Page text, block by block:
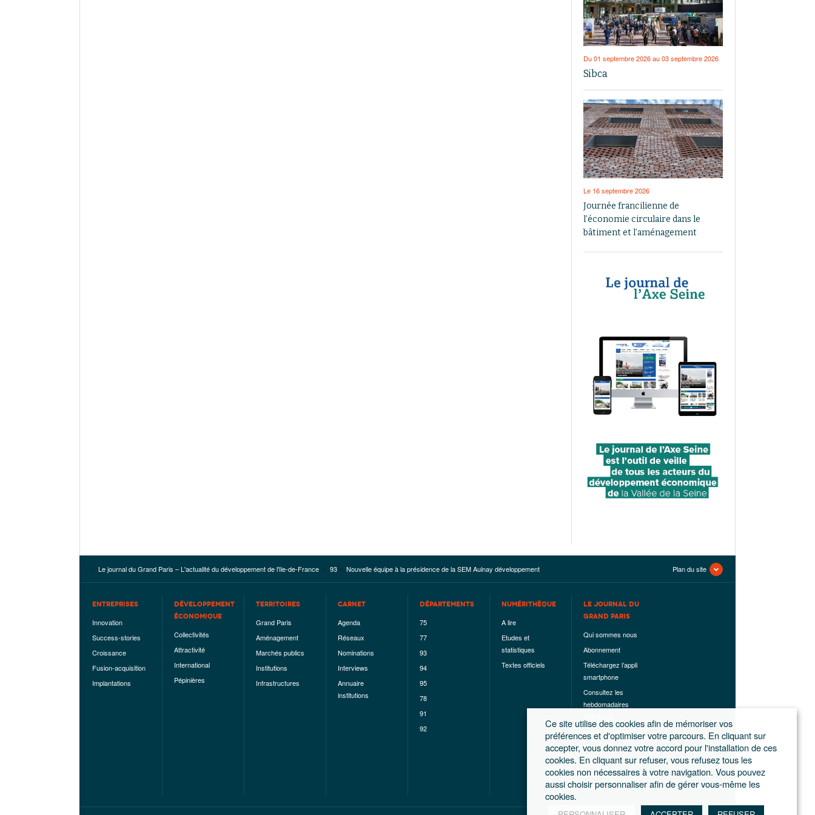
Du 01 septembre 2026 au 03 septembre 2026
Sibca
Le 16 septembre 2026
Journée francilienne de
l’économie circulaire dans le
bâtiment et l’aménagement
Le journal du Grand Paris – L'actualité du développement de l'Ile-de-France 93 Nouvelle équipe à la présidence de la SEM Aulnay développement Plan du site
ENTREPRISES
Innovation
Success-stories
Croissance
Fusion-acquisition
Implantations
DÉVELOPPEMENT
ÉCONOMIQUE
Collectivités
Attractivité
International
Pépinières
TERRITOIRES
Grand Paris
Aménagement
Marchés publics
Institutions
Infrastructures
CARNET
Agenda
Réseaux
Nominations
Interviews
Annuaire
institutions
DÉPARTEMENTS
75
77
93
94
95
78
91
92
NUMÉRITHÈQUE
A lire
Etudes et
statistiques
Textes officiels
LE JOURNAL DU
GRAND PARIS
Qui sommes nous
Abonnement
Téléchargez l’appli
smartphone
Consultez les
hebdomadaires
Les hors-séries
Mentions légales
Conditions
générales de
ventes
Ce site utilise des cookies afin de mémoriser vos
préférences et d'optimiser votre parcours. En cliquant sur
accepter, vous donnez votre accord pour l'installation de ces
cookies. En cliquant sur refuser, vous refusez tous les
cookies non nécessaires à votre navigation. Vous pouvez
aussi choisir personnaliser afin de gérer vous-même les
cookies.